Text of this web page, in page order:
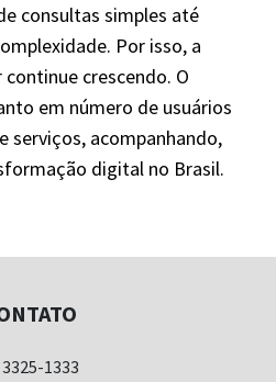
consultas simples até
Por isso, a
crescendo. O
em número de usuários
serviços, acompanhando,
digital no Brasil.
3325-1333